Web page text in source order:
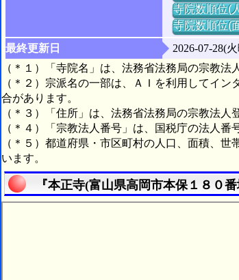
寺院数順位(
寺院数順位(
最終更新日
2026-07-28(
（＊１）「寺院名」は、法務省法務局の宗教法
（＊２）宗派名の一部は、ＡＩを利用してイ
合があります。
（＊３）「住所」は、法務省法務局の宗教法人
（＊４）「宗教法人番号」は、国税庁の法人番
（＊５）都道府県・市区町村の人口、面積、
います。
『本正寺(富山県高岡市本保１８０